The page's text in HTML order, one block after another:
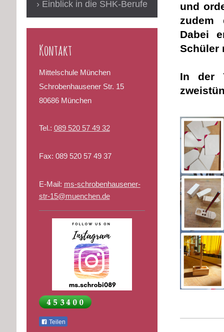
und
zudem
Dabei
Schüler
In der
Einblick in die SHK-Berufe
Kontakt
Mittelschule München
Schrobenhausener Str. 15
80686 München
Tel.: 089 520 57 49 32
Fax: 089 520 57 49 37
E-Mail: ms-schrobenhausener-
str-15@muenchen.de
Teilen